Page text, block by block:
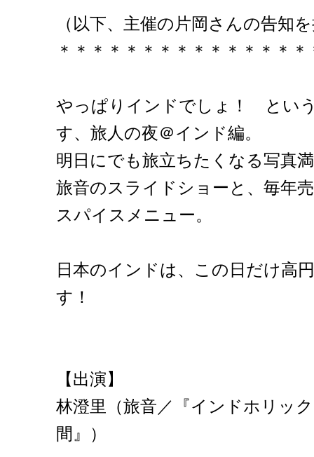
（以下、主催の片岡さんの告知
＊＊＊＊＊＊＊＊＊＊＊＊＊＊
やっぱりインドでしょ！ とい
す、旅人の夜＠インド編。
明日にでも旅立ちたくなる写真
旅音のスライドショーと、毎年
スパイスメニュー。
日本のインドは、この日だけ高
す！
【出演】
林澄里（旅音／『インドホリッ
間』）